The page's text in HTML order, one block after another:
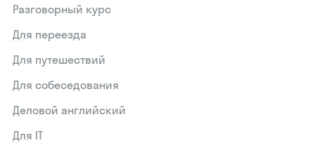
Разговорный курс
Для переезда
Для путешествий
Для собеседования
Деловой английский
Для IT